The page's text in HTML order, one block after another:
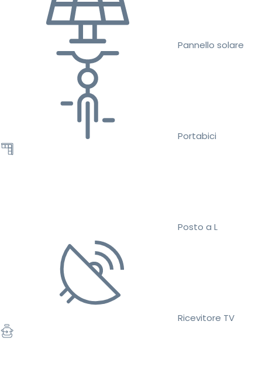
Pannello solare
Portabici
Posto a L
Ricevitore TV